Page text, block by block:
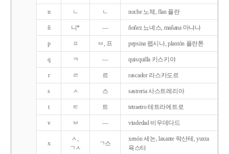
n ㄴ ㄴ noche 노체, flan 플란
ñ 니* ― ñoñez 뇨녜스, mañana 마냐나
p ㅍ ㅂ, 프 pepsina 펩시나, plantón 플란톤
q ㅋ ― quisquilla 키스키야
r ㄹ 르 rascador 라스카도르
s ㅅ 스 sastreria 사스트레리아
t ㅌ 트 tetraetro 테트라에트로
v ㅂ ― viudedad 비우데다드
x
ㅅ,
ㄱㅅ
ㄱ스
xenón 세논, laxante 락산테, yuxta
육스타